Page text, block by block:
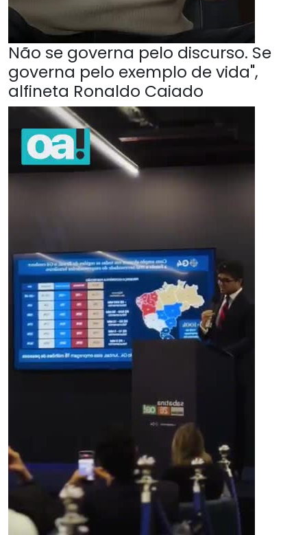
Não se governa pelo discurso. Se
governa pelo exemplo de vida",
alfineta Ronaldo Caiado